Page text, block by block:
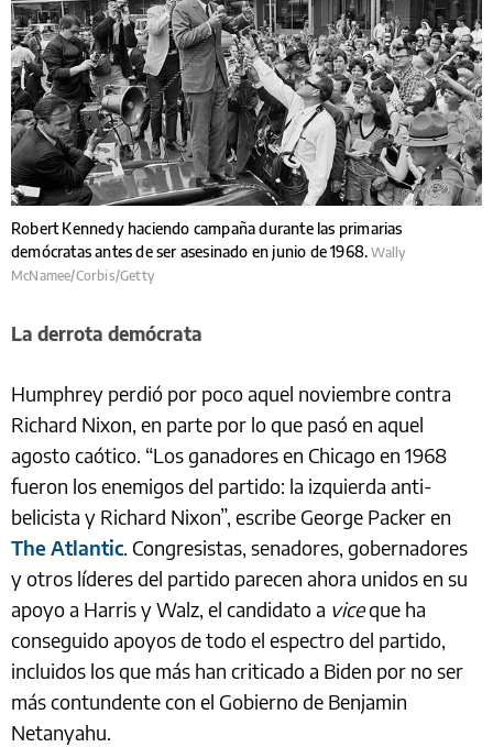
Robert Kennedy haciendo campaña durante las primarias
demócratas antes de ser asesinado en junio de 1968.Wally
McNamee/Corbis/Getty
La derrota demócrata
Humphrey perdió por poco aquel noviembre contra
Richard Nixon, en parte por lo que pasó en aquel
agosto caótico. “Los ganadores en Chicago en 1968
fueron los enemigos del partido: la izquierda anti-
belicista y Richard Nixon”, escribe George Packer en
The Atlantic. Congresistas, senadores, gobernadores
y otros líderes del partido parecen ahora unidos en su
apoyo a Harris y Walz, el candidato a viceque ha
conseguido apoyos de todo el espectro del partido,
incluidos los que más han criticado a Biden por no ser
más contundente con el Gobierno de Benjamin
Netanyahu.